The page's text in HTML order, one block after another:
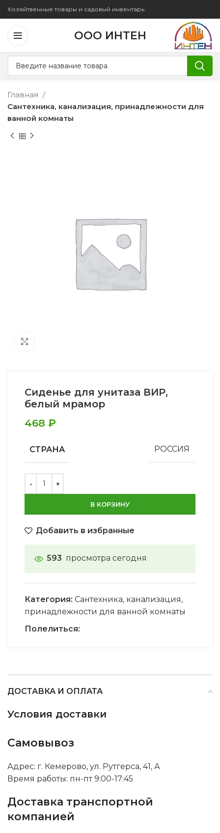
Хозяйтвенные товары и садовый инвентарь
ООО ИНТЕН
Главная
Сантехника, канализация, принадлежности для
ванной комнаты
Сиденье для унитаза ВИР,
белый мрамор
468 ₽
СТРАНА РОССИЯ
В КОРЗИНУ
Добавить в избранные
593 просмотра сегодня
Категория: Сантехника, канализация,
принадлежности для ванной комнаты
Полелиться:
ДОСТАВКА И ОПЛАТА
Условия доставки
Самовывоз
Адрес: г. Кемерово, ул. Рутгерса, 41, А
Время работы: пн-пт 9:00-17:45
Доставка транспортной
компанией